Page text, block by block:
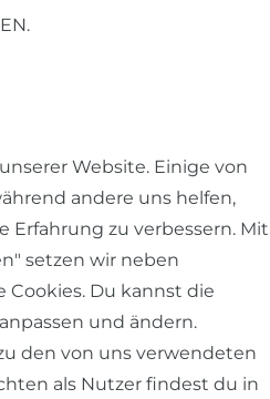
AGB
Widerrufs­recht
Website. Einige von
andere uns helfen,
Erfahrung zu verbessern. Mit
setzen wir neben
Cookies. Du kannst die
und ändern.
den von uns verwendeten
als Nutzer findest du in